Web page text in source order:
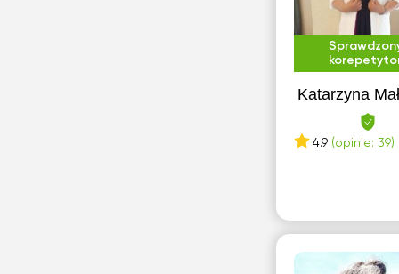
Katarzyna
4.9 (opinie: 39)